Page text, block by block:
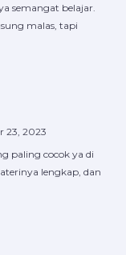
semangat belajar.
malas, tapi
23, 2023
paling cocok ya di
lengkap, dan